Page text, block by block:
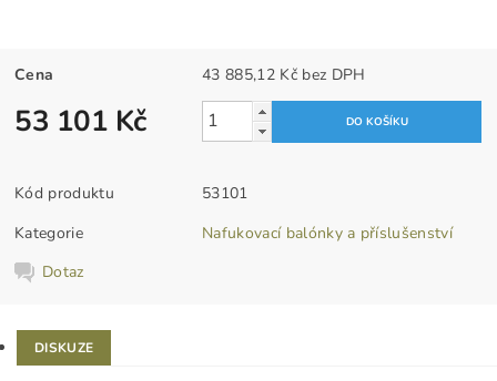
Cena 43 885,12 Kč bez DPH
53 101 Kč
Kód produktu
53101
Kategorie
Nafukovací balónky a příslušenství
Dotaz
DISKUZE